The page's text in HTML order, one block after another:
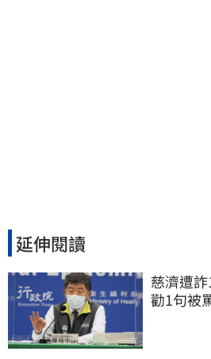
延伸閱讀
慈濟遭
勸1句被